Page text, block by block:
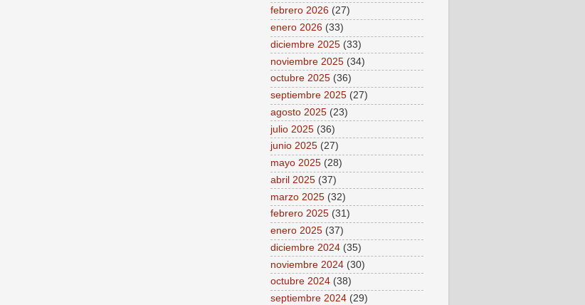
febrero 2026 (27)
enero 2026 (33)
diciembre 2025 (33)
noviembre 2025 (34)
octubre 2025 (36)
septiembre 2025 (27)
agosto 2025 (23)
julio 2025 (36)
junio 2025 (27)
mayo 2025 (28)
abril 2025 (37)
marzo 2025 (32)
febrero 2025 (31)
enero 2025 (37)
diciembre 2024 (35)
noviembre 2024 (30)
octubre 2024 (38)
septiembre 2024 (29)